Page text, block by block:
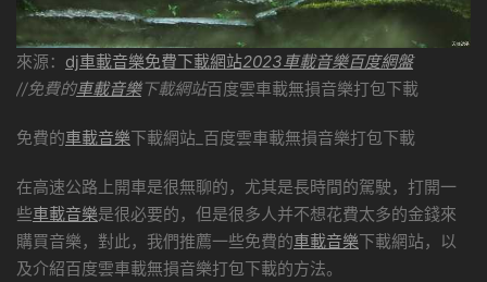
來源： dj車載音樂免費下載網站2023車載音樂百度網盤
//免費的車載音樂下載網站百度雲車載無損音樂打包下載
免費的車載音樂下載網站_百度雲車載無損音樂打包下載
在高速公路上開車是很無聊的，尤其是長時間的駕駛，打開一
些車載音樂是很必要的，但是很多人并不想花費太多的金錢來
購買音樂，對此，我們推薦一些免費的車載音樂下載網站，以
及介紹百度雲車載無損音樂打包下載的方法。